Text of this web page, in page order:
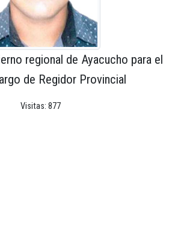
regional de Ayacucho para el
de Regidor Provincial
Visitas: 877